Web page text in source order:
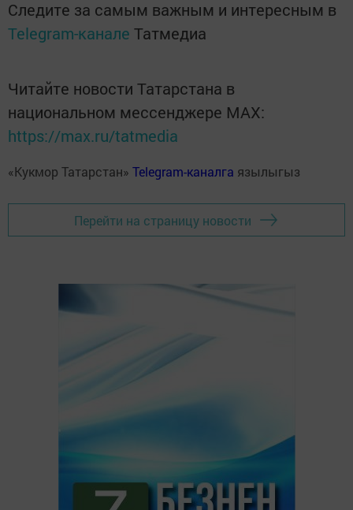
Следите за самым важным и интересным в
Telegram-канале Татмедиа
Читайте новости Татарстана в
национальном мессенджере MАХ:
https://max.ru/tatmedia
«Кукмор Татарстан» Telegram-каналга язылыгыз
Перейти на страницу новости